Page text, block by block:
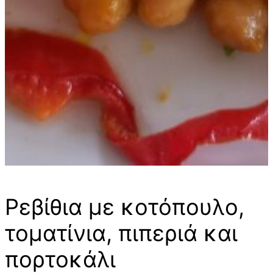
Ρεβίθια με κοτόπουλο,
τοματίνια, πιπεριά και
πορτοκάλι